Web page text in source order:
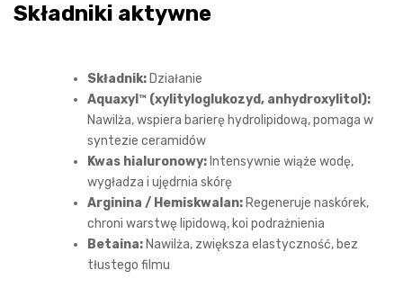
Składniki aktywne
Składnik: Działanie
Aquaxyl™ (xylityloglukozyd, anhydroxylitol):
Nawilża, wspiera barierę hydrolipidową, pomaga w
syntezie ceramidów
Kwas hialuronowy: Intensywnie wiąże wodę,
wygładza i ujędrnia skórę
Arginina / Hemiskwalan: Regeneruje naskórek,
chroni warstwę lipidową, koi podrażnienia
Betaina: Nawilża, zwiększa elastyczność, bez
tłustego filmu